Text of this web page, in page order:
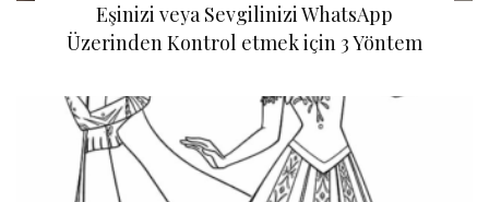
Eşinizi veya Sevgilinizi WhatsApp
Üzerinden Kontrol etmek için 3 Yöntem